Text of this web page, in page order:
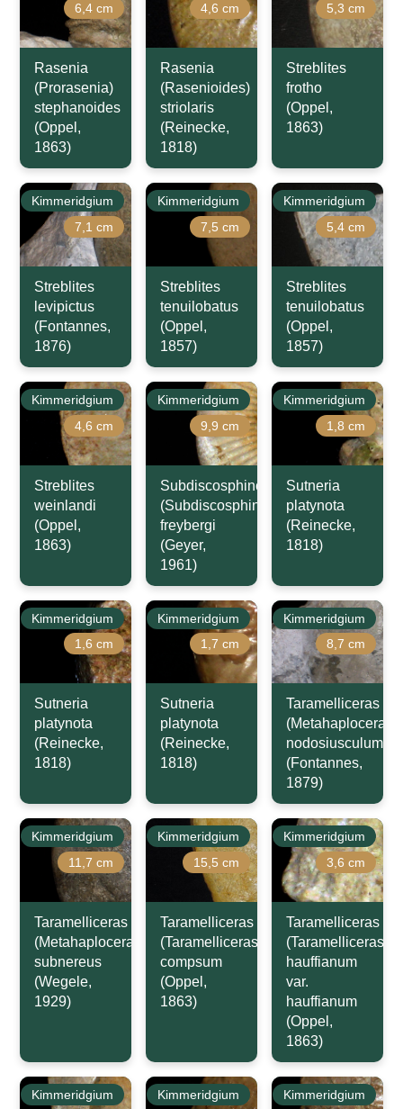
6,4 cm
Rasenia
(Prorasenia)
stephanoides
(Oppel,
1863)
4,6 cm
Rasenia
(Rasenioides)
striolaris
(Reinecke,
1818)
5,3 cm
Streblites
frotho
(Oppel,
1863)
Kimmeridgium
7,1 cm
Streblites
levipictus
(Fontannes,
1876)
Kimmeridgium
7,5 cm
Streblites
tenuilobatus
(Oppel,
1857)
Kimmeridgium
5,4 cm
Streblites
tenuilobatus
(Oppel,
1857)
Kimmeridgium
4,6 cm
Streblites
weinlandi
(Oppel,
1863)
Kimmeridgium
9,9 cm
Subdiscosphinctes
(Subdiscosphinctes)
freybergi
(Geyer,
1961)
Kimmeridgium
1,8 cm
Sutneria
platynota
(Reinecke,
1818)
Kimmeridgium
1,6 cm
Sutneria
platynota
(Reinecke,
1818)
Kimmeridgium
1,7 cm
Sutneria
platynota
(Reinecke,
1818)
Kimmeridgium
8,7 cm
Taramelliceras
(Metahaploceras)
nodosiusculum
(Fontannes,
1879)
Kimmeridgium
11,7 cm
Taramelliceras
(Metahaploceras)
subnereus
(Wegele,
1929)
Kimmeridgium
15,5 cm
Taramelliceras
(Taramelliceras)
compsum
(Oppel,
1863)
Kimmeridgium
3,6 cm
Taramelliceras
(Taramelliceras)
hauffianum
var.
hauffianum
(Oppel,
1863)
Kimmeridgium
Kimmeridgium
Kimmeridgium